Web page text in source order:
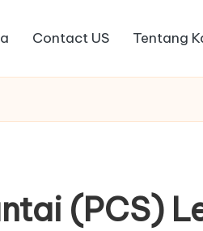
Contact US Tentang
(PCS)